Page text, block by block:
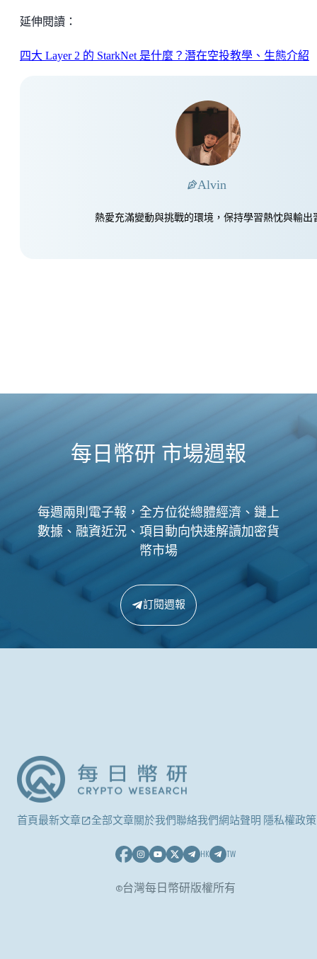
延伸閱讀：
四大 Layer 2 的 StarkNet 是什麼？潛在空投教學、生態介紹
Alvin
熱愛充滿變動與挑戰的環境，保持學習熱忱與輸出
每日幣研 市場週報
每週兩則電子報，全方位從總體經濟、鏈上
數據、融資近況、項目動向快速解讀加密貨
幣市場
訂閱週報
首頁最新文章 全部文章關於我們聯絡我們網站聲明 隱私權政策
HK TW
©台灣每日幣研版權所有